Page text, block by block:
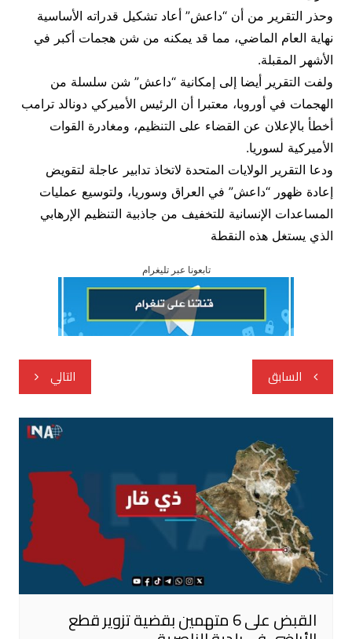
وحذر التقرير من أن “داعش” أعاد تشكيل قدراته الأساسية
نهاية العام الماضي، مما قد يمكنه من شن هجمات أكبر في
الأشهر المقبلة.
ولفت التقرير أيضا إلى إمكانية “داعش” شن سلسلة من
الهجمات في أوروبا، معتبرا أن الرئيس الأميركي دونالد ترامب
أخطأ بالإعلان عن القضاء على التنظيم، ومغادرة القوات
الأميركية لسوريا.
ودعا التقرير الولايات المتحدة لاتخاذ تدابير عاجلة لتقويض
إعادة ظهور “داعش” في العراق وسوريا، ولتوسيع عمليات
المساعدات الإنسانية للتخفيف من جاذبية التنظيم الإرهابي
الذي يستغل هذه النقطة
تابعونا عبر تليغرام
تصفّح
المقالات
السابق التالي
القبض على 6 متهمين بقضية تزوير قطع